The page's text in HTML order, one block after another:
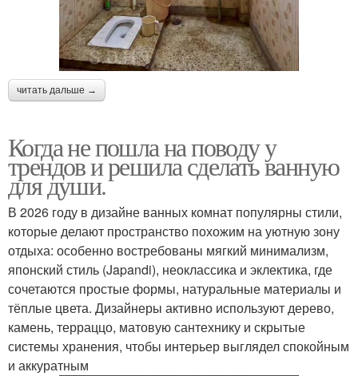
читать дальше →
Когда не пошла на поводу у
трендов и решила сделать ванную
для души.
В 2026 году в дизайне ванных комнат популярны стили,
которые делают пространство похожим на уютную зону
отдыха: особенно востребованы мягкий минимализм,
японский стиль (Japandi), неоклассика и эклектика, где
сочетаются простые формы, натуральные материалы и
тёплые цвета. Дизайнеры активно используют дерево,
камень, терраццо, матовую сантехнику и скрытые
системы хранения, чтобы интерьер выглядел спокойным
и аккуратным